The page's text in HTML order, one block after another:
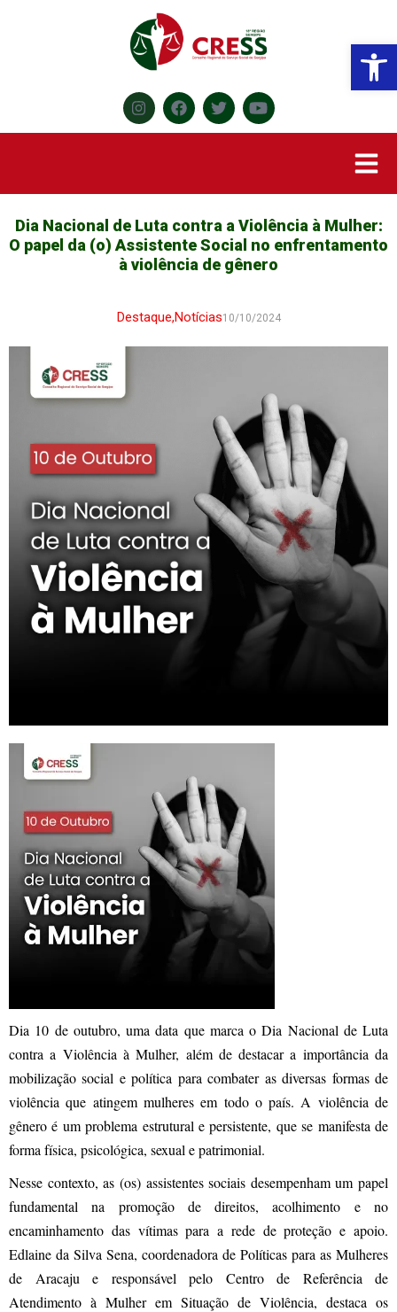
Dia Nacional de Luta contra a Violência à Mulher:
O papel da (o) Assistente Social no enfrentamento
à violência de gênero
Destaque,Notícias10/10/2024
Dia 10 de outubro, uma data que marca o Dia Nacional de Luta
contra a Violência à Mulher, além de destacar a importância da
mobilização social e política para combater as diversas formas de
violência que atingem mulheres em todo o país. A violência de
gênero é um problema estrutural e persistente, que se manifesta de
forma física, psicológica, sexual e patrimonial.
Nesse contexto, as (os) assistentes sociais desempenham um papel
fundamental na promoção de direitos, acolhimento e no
encaminhamento das vítimas para a rede de proteção e apoio.
Edlaine da Silva Sena, coordenadora de Políticas para as Mulheres
de Aracaju e responsável pelo Centro de Referência de
Atendimento à Mulher em Situação de Violência, destaca os